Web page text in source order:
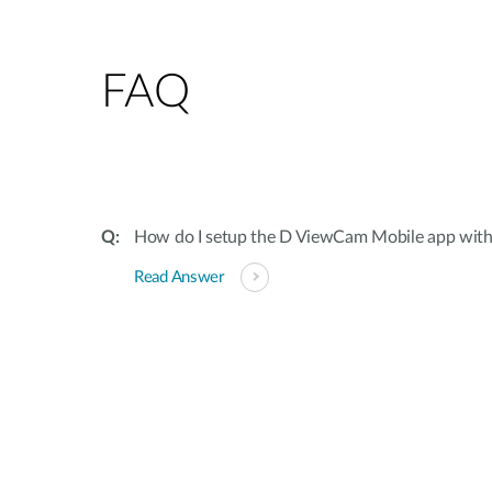
FAQ
How do I setup the D ViewCam Mobile app
Read Answer